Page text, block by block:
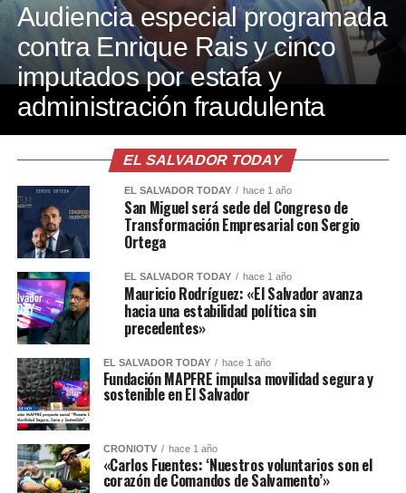
Audiencia especial programada
contra Enrique Rais y cinco
imputados por estafa y
administración fraudulenta
EL SALVADOR TODAY
EL SALVADOR TODAY hace 1 año
San Miguel será sede del Congreso de
Transformación Empresarial con Sergio
Ortega
EL SALVADOR TODAY hace 1 año
Mauricio Rodríguez: «El Salvador avanza
hacia una estabilidad política sin
precedentes»
EL SALVADOR TODAY hace 1 año
Fundación MAPFRE impulsa movilidad segura y
sostenible en El Salvador
CRONIOTV hace 1 año
«Carlos Fuentes: ‘Nuestros voluntarios son el
corazón de Comandos de Salvamento’»